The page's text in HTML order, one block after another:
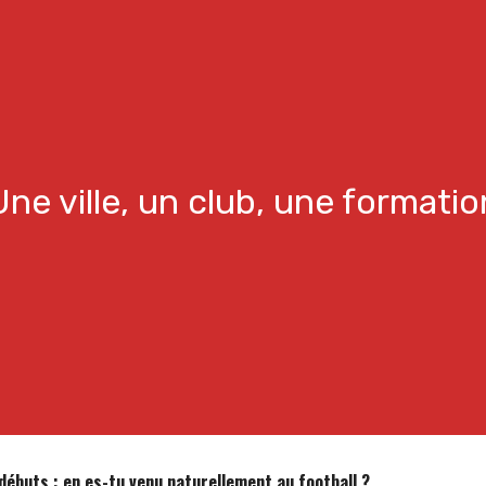
ville, un club, une